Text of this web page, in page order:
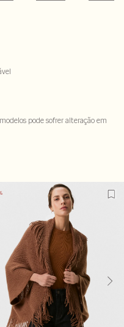
pode sofrer alteração em